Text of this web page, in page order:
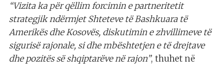
“Vizita ka për qëllim forcimin e partneritetit
strategjik ndërmjet Shteteve të Bashkuara të
Amerikës dhe Kosovës, diskutimin e zhvillimeve të
sigurisë rajonale, si dhe mbështetjen e të drejtave
dhe pozitës së shqiptarëve në rajon”, thuhet në